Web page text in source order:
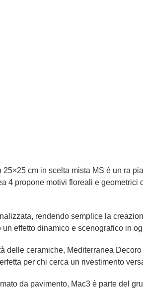
cm in scelta mista MS è un ra
4 propone motivi floreali e
rendendo semplice la
effetto dinamico e scenografico in
delle ceramiche, Mediterranea
per chi cerca un rivestimento
da pavimento, Mac3 è parte del